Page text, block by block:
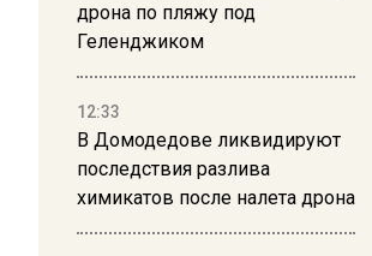
дрона по пляжу под
Геленджиком
12:33
В Домодедове ликвидируют
последствия разлива
химикатов после налета дрона